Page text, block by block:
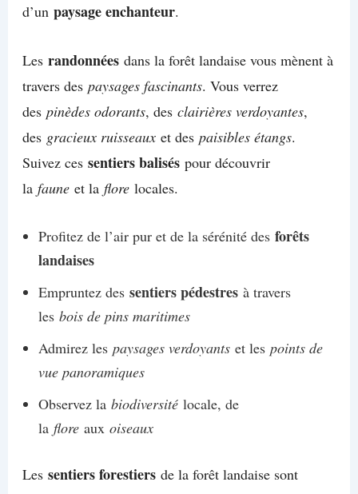
d’un paysage enchanteur.
Les randonnéesdans la forêt landaise vous mènent à
travers des paysages fascinants. Vous verrez
des pinèdes odorants, des clairières verdoyantes,
des gracieux ruisseauxet des paisibles étangs.
Suivez ces sentiers baliséspour découvrir
la fauneet la florelocales.
Profitez de l’air pur et de la sérénité des forêts
landaises
Empruntez des sentiers pédestresà travers
les bois de pins maritimes
Admirez les paysages verdoyantset les points de
vue panoramiques
Observez la biodiversitélocale, de
la floreaux oiseaux
Les sentiers forestiersde la forêt landaise sont